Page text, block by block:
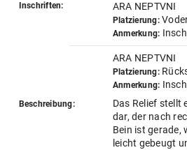
Inschriften: ARA NEPTVNI
Platzierung:
Anmerkung:
ARA NEPTVNI
Platzierung:
Anmerkung:
Beschreibung:
Das Relief stellt
dar, der nach
Bein ist gerade,
leicht gebeugt